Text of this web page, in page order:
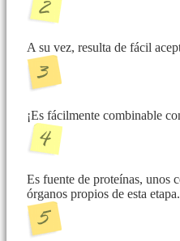
A su vez, resulta de fácil
¡Es fácilmente combinable
Es fuente de proteínas, unos
órganos propios de esta etapa.